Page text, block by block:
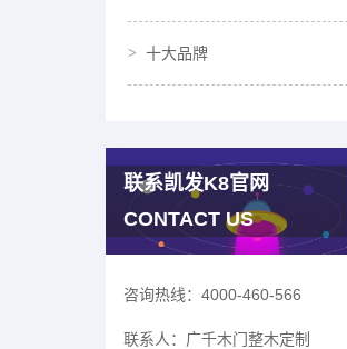
十大品牌
联系凯发K8官网
CONTACT US
咨询热线： 4000-460-566
联系人： 广千木门整木定制